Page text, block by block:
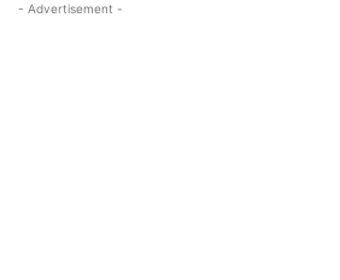
- Advertisement -